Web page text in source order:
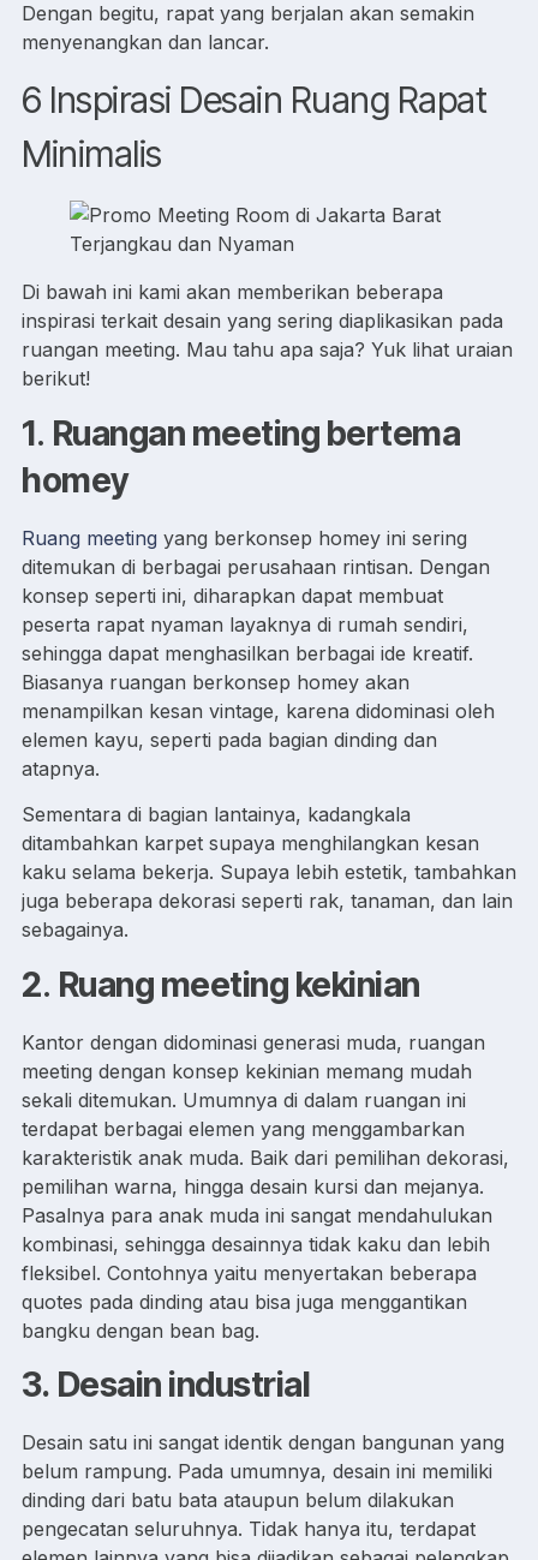
Dengan begitu, rapat yang berjalan akan semakin
menyenangkan dan lancar.
6 Inspirasi Desain Ruang Rapat
Minimalis
Di bawah ini kami akan memberikan beberapa
inspirasi terkait desain yang sering diaplikasikan pada
ruangan meeting. Mau tahu apa saja? Yuk lihat uraian
berikut!
1. Ruangan meeting bertema
homey
Ruang meeting yang berkonsep homey ini sering
ditemukan di berbagai perusahaan rintisan. Dengan
konsep seperti ini, diharapkan dapat membuat
peserta rapat nyaman layaknya di rumah sendiri,
sehingga dapat menghasilkan berbagai ide kreatif.
Biasanya ruangan berkonsep homey akan
menampilkan kesan vintage, karena didominasi oleh
elemen kayu, seperti pada bagian dinding dan
atapnya.
Sementara di bagian lantainya, kadangkala
ditambahkan karpet supaya menghilangkan kesan
kaku selama bekerja. Supaya lebih estetik, tambahkan
juga beberapa dekorasi seperti rak, tanaman, dan lain
sebagainya.
2. Ruang meeting kekinian
Kantor dengan didominasi generasi muda, ruangan
meeting dengan konsep kekinian memang mudah
sekali ditemukan. Umumnya di dalam ruangan ini
terdapat berbagai elemen yang menggambarkan
karakteristik anak muda. Baik dari pemilihan dekorasi,
pemilihan warna, hingga desain kursi dan mejanya.
Pasalnya para anak muda ini sangat mendahulukan
kombinasi, sehingga desainnya tidak kaku dan lebih
fleksibel. Contohnya yaitu menyertakan beberapa
quotes pada dinding atau bisa juga menggantikan
bangku dengan bean bag.
3. Desain industrial
Desain satu ini sangat identik dengan bangunan yang
belum rampung. Pada umumnya, desain ini memiliki
dinding dari batu bata ataupun belum dilakukan
pengecatan seluruhnya. Tidak hanya itu, terdapat